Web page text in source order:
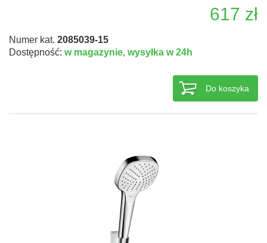
617 zł
Numer kat. 2085039-15
Dostępność: w magazynie, wysyłka w 24h
Do koszyka